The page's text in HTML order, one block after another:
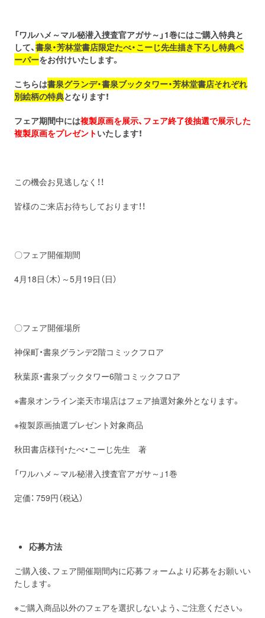
「ワルハメ～マル秘潜入捜査官アガサ～」1巻にはご購入特典と
して、書泉・芳林堂書店限定たべ・こーじ先生描き下ろし特典ペ
ーパーをお付けいたします。
こちらは書泉グランデ・書泉ブックタワー・芳林堂書店それぞれ
別絵柄の特典となります！
フェア期間中には複製原画を展示、フェア終了後抽選で展示した
複製原画をプレゼントいたします！
この機会お見逃しなく！！
皆様のご来店お待ちしております！！
〇フェア開催期間
4月18日（木）～5月19日（日）
〇フェア開催場所
神保町・書泉グランデ2階コミックフロア
秋葉原・書泉ブックタワー6階コミックフロア
※書泉オンライン楽天市場店はフェア抽選対象外となります。
※複製原画抽選プレゼント対象商品
秋田書店様刊・たべ・こーじ先生 著
「ワルハメ～マル秘潜入捜査官アガサ～」1巻
定価： 759円（税込）
応募方法
ご購入後、フェア開催期間内に応募フォームより応募をお願いい
たします。
※ご購入商品以外のフェアを選択しないよう、ご注意ください。